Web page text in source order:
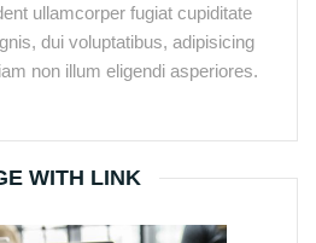
ullamcorper fugiat cupiditate
dui voluptatibus, adipisicing
non illum eligendi asperiores.
WITH LINK